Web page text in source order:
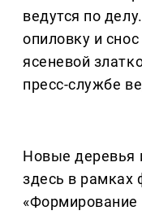
ведутся по
опиловку и
ясеневой
пресс-службе
Новые деревья
здесь в
«Формирование